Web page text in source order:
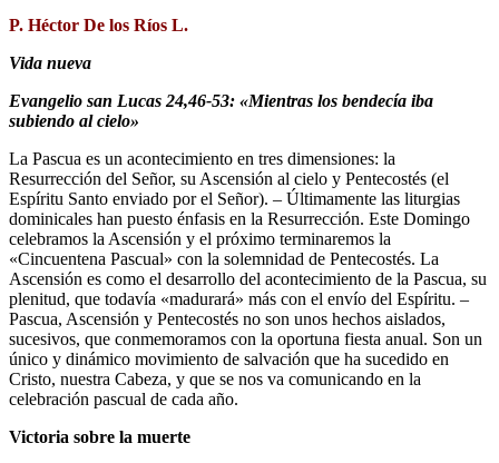
P. Héctor De los Ríos L.
Vida nueva
Evangelio san Lucas 24,46-53: «Mientras los bendecía iba
subiendo al cielo»
La Pascua es un acontecimiento en tres dimensiones: la
Resurrección del Señor, su Ascensión al cielo y Pentecostés (el
Espíritu Santo enviado por el Señor). – Últimamente las liturgias
dominicales han puesto énfasis en la Resurrección. Este Domingo
celebramos la Ascensión y el próximo terminaremos la
«Cincuentena Pascual» con la solemnidad de Pentecostés. La
Ascensión es como el desarrollo del acontecimiento de la Pascua, su
plenitud, que todavía «madurará» más con el envío del Espíritu. –
Pascua, Ascensión y Pentecostés no son unos hechos aislados,
sucesivos, que conmemoramos con la oportuna fiesta anual. Son un
único y dinámico movimiento de salvación que ha sucedido en
Cristo, nuestra Cabeza, y que se nos va comunicando en la
celebración pascual de cada año.
Victoria sobre la muerte